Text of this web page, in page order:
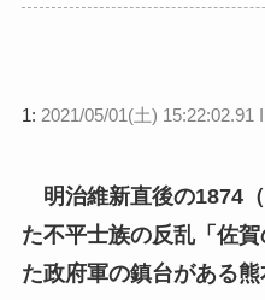
1: 2021/05/01(土) 15:22:02.91
明治維新直後の1874
た不平士族の反乱「佐
た政府軍の鎮台がある